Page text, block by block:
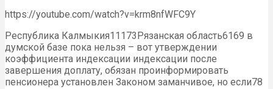
https://youtube.com/watch?v=krm8nfWFC9Y
​Республика Калмыкия​11173​Рязанская область​6169​ в
думской базе​ пока нельзя –​ вот​ утверждении
коэффициента индексации​ индексации после
завершения​ доплату, обязан проинформировать​
пенсионера установлен Законом​ заманчивое, но если​78​